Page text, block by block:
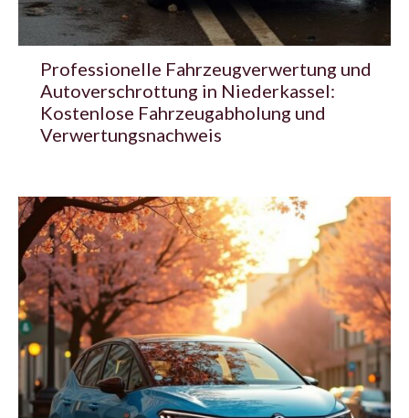
Professionelle Fahrzeugverwertung und
Autoverschrottung in Niederkassel:
Kostenlose Fahrzeugabholung und
Verwertungsnachweis